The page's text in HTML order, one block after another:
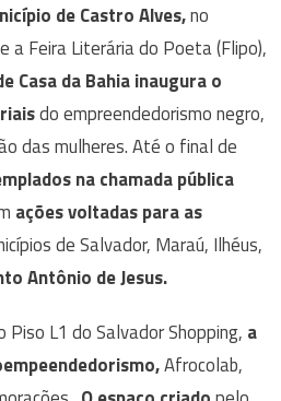
de Castro Alves,no
a Feira Literária do Poeta (Flipo),
Casa da Bahia inaugura o
do empreendedorismo negro,
das mulheres. Até o final de
na chamada pública
ações voltadas para as
de Salvador, Maraú, Ilhéus,
Antônio de Jesus.
L1 do Salvador Shopping, a
Afrocolab,